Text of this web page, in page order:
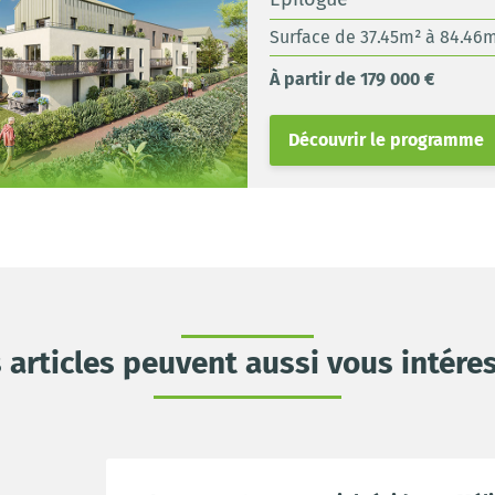
Surface de 37.45m² à
À partir de 179 000 €
Découvrir le programme
articles peuvent aussi vous